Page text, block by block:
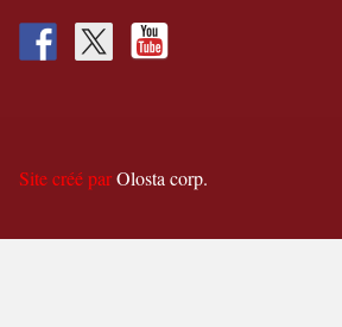
Site créé parOlosta corp.